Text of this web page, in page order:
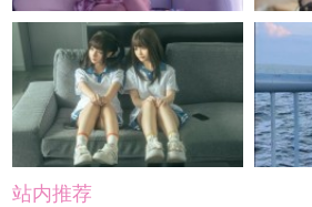
站内推荐